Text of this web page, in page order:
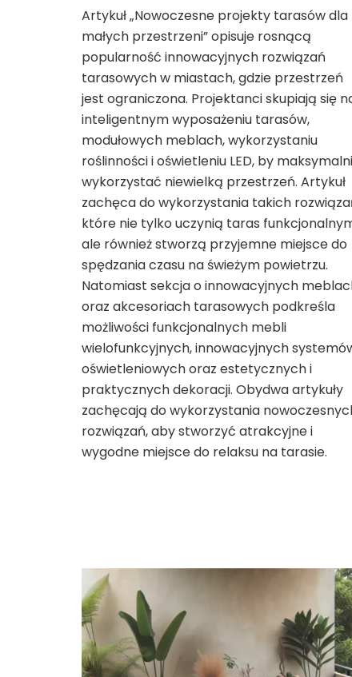
Artykuł „Nowoczesne projekty tarasów dla
małych przestrzeni” opisuje rosnącą
popularność innowacyjnych rozwiązań
tarasowych w miastach, gdzie przestrzeń
jest ograniczona. Projektanci skupiają się
inteligentnym wyposażeniu tarasów,
modułowych meblach, wykorzystaniu
roślinności i oświetleniu LED, by
wykorzystać niewielką przestrzeń. Artykuł
zachęca do wykorzystania takich
które nie tylko uczynią taras
ale również stworzą przyjemne miejsce do
spędzania czasu na świeżym powietrzu.
Natomiast sekcja o innowacyjnych
oraz akcesoriach tarasowych podkreśla
możliwości funkcjonalnych mebli
wielofunkcyjnych, innowacyjnych
oświetleniowych oraz estetycznych i
praktycznych dekoracji. Obydwa artykuły
zachęcają do wykorzystania
rozwiązań, aby stworzyć atrakcyjne i
wygodne miejsce do relaksu na tarasie.